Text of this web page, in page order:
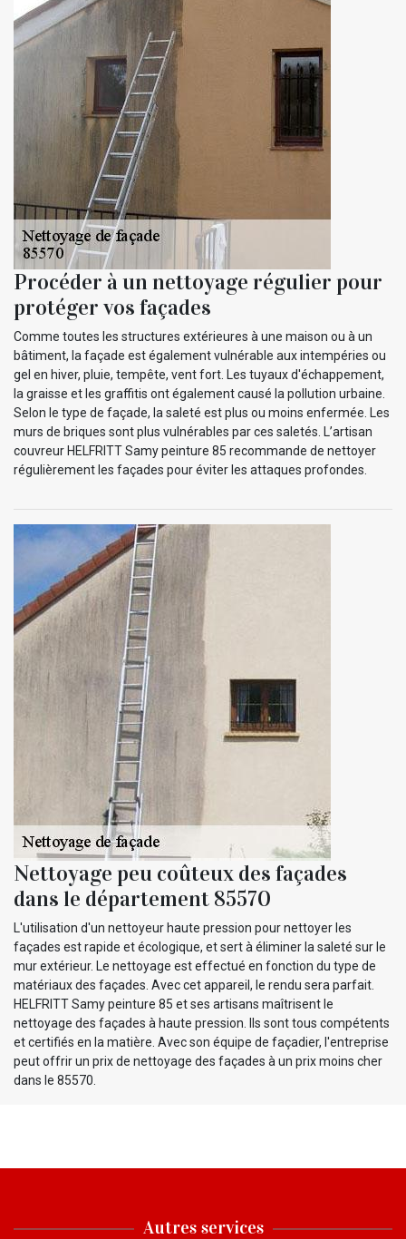
Procéder à un nettoyage régulier pour
protéger vos façades
Comme toutes les structures extérieures à une maison ou à un
bâtiment, la façade est également vulnérable aux intempéries ou
gel en hiver, pluie, tempête, vent fort. Les tuyaux d'échappement,
la graisse et les graffitis ont également causé la pollution urbaine.
Selon le type de façade, la saleté est plus ou moins enfermée. Les
murs de briques sont plus vulnérables par ces saletés. L’artisan
couvreur HELFRITT Samy peinture 85 recommande de nettoyer
régulièrement les façades pour éviter les attaques profondes.
Nettoyage peu coûteux des façades
dans le département 85570
L'utilisation d'un nettoyeur haute pression pour nettoyer les
façades est rapide et écologique, et sert à éliminer la saleté sur le
mur extérieur. Le nettoyage est effectué en fonction du type de
matériaux des façades. Avec cet appareil, le rendu sera parfait.
HELFRITT Samy peinture 85 et ses artisans maîtrisent le
nettoyage des façades à haute pression. Ils sont tous compétents
et certifiés en la matière. Avec son équipe de façadier, l'entreprise
peut offrir un prix de nettoyage des façades à un prix moins cher
dans le 85570.
Autres services